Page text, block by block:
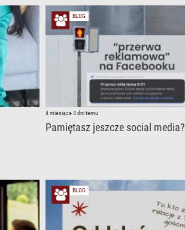
BLOG
4 miesiące 4 dni temu
Pamiętasz jeszcze social media?
BLOG